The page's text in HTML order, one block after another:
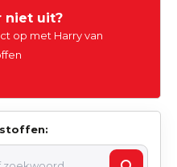
niet uit?
op met Harry van
stoffen: